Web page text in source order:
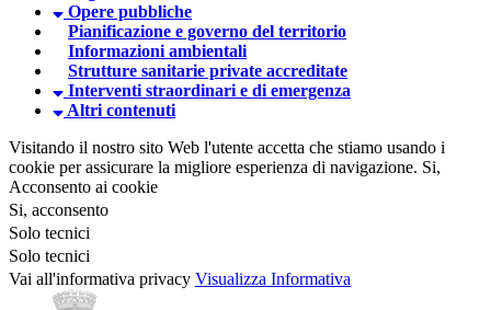
Opere pubbliche
Pianificazione e governo del territorio
Informazioni ambientali
Strutture sanitarie private accreditate
Interventi straordinari e di emergenza
Altri contenuti
Visitando il nostro sito Web l'utente accetta che stiamo usando i
cookie per assicurare la migliore esperienza di navigazione. Si,
Acconsento ai cookie
Si, acconsento
Solo tecnici
Solo tecnici
Vai all'informativa privacy Visualizza Informativa